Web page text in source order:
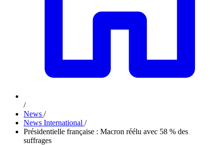
/
News /
News International /
Présidentielle française : Macron réélu avec 58 % des
suffrages